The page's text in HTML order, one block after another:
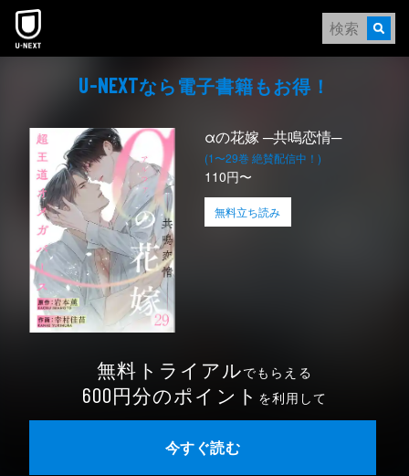
本文へスキップ
U-NEXTなら電⼦書籍もお得！
αの花嫁 ─共鳴恋情─
(1〜29巻 絶賛配信中！)
110円〜
無料立ち読み
無料トライアルでもらえる
600円分のポイント を利用して
今すぐ読む